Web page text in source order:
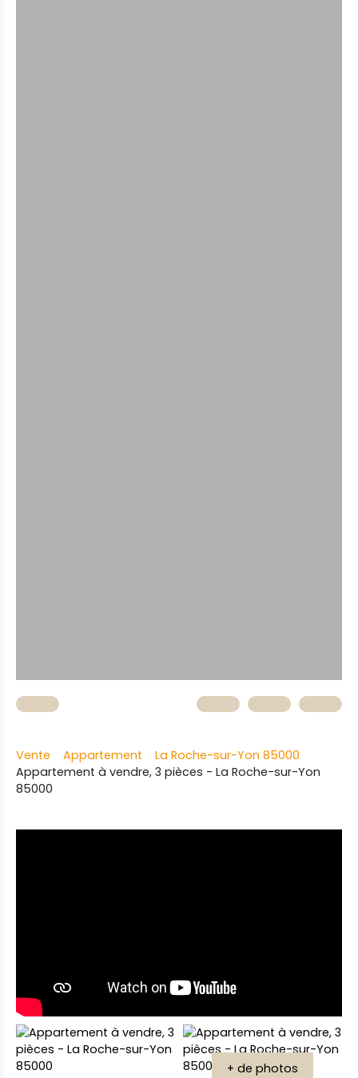
Vente Appartement
La Roche-sur-Yon 85000
Appartement à vendre, 3 pièces - La Roche-sur-Yon
85000
+ de photos